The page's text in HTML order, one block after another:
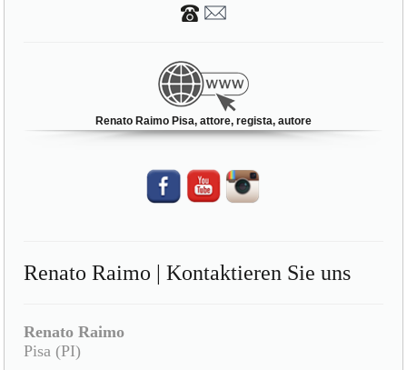
Renato Raimo Pisa, attore, regista, autore
Renato Raimo | Kontaktieren Sie uns
Renato Raimo
Pisa (PI)